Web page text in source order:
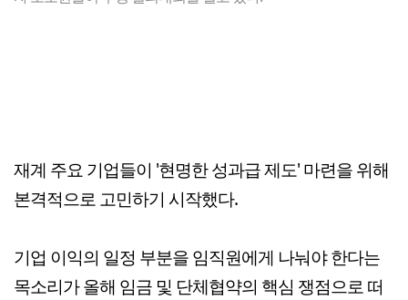
재계 주요 기업들이 '현명한 성과급 제도' 마련을 위해
본격적으로 고민하기 시작했다.
기업 이익의 일정 부분을 임직원에게 나눠야 한다는
목소리가 올해 임금 및 단체협약의 핵심 쟁점으로 떠